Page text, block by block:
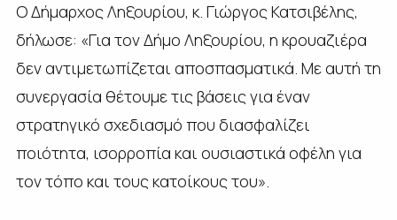
Ο Δήμαρχος Ληξουρίου, κ. Γιώργος Κατσιβέλης,
δήλωσε: «Για τον Δήμο Ληξουρίου, η κρουαζιέρα
δεν αντιμετωπίζεται αποσπασματικά. Με αυτή τη
συνεργασία θέτουμε τις βάσεις για έναν
στρατηγικό σχεδιασμό που διασφαλίζει
ποιότητα, ισορροπία και ουσιαστικά οφέλη για
τον τόπο και τους κατοίκους του».